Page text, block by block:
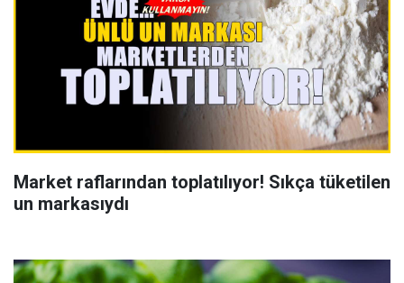
Market raflarından toplatılıyor! Sıkça tüketilen
un markasıydı